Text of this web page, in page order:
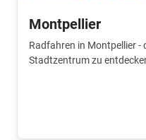
Montpellier
Radfahren in Montpellier -
Stadtzentrum zu